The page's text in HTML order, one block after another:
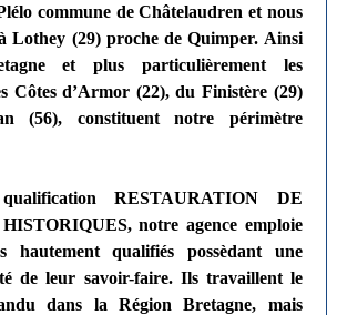
commune de Châtelaudren et nous
Lothey (29) proche de Quimper. Ainsi
et plus particulièrement les
Côtes d’Armor (22), du Finistère (29)
(56), constituent notre périmètre
RESTAURATION DE
notre agence emploie
hautement qualifiés possèdant une
de leur savoir-faire. Ils travaillent le
dans la Région Bretagne, mais